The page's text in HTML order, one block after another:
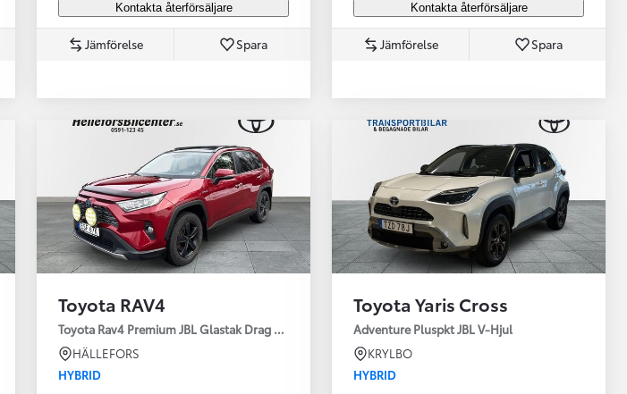
Kontakta återförsäljare
Jämförelse Spara
Kontakta återförsäljare
Jämförelse Spara
Toyota RAV4
Toyota Rav4 Premium JBL Glastak Drag Motorv Vhjul
HÄLLEFORS
HYBRID
Toyota Yaris Cross
Adventure Pluspkt JBL V-Hjul
KRYLBO
HYBRID